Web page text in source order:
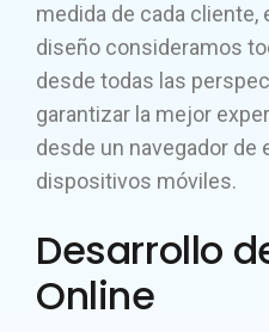
medida de cada
diseño consideramos
desde todas las
garantizar la mejor
desde un navegador
dispositivos móviles.
Desarrollo
Online